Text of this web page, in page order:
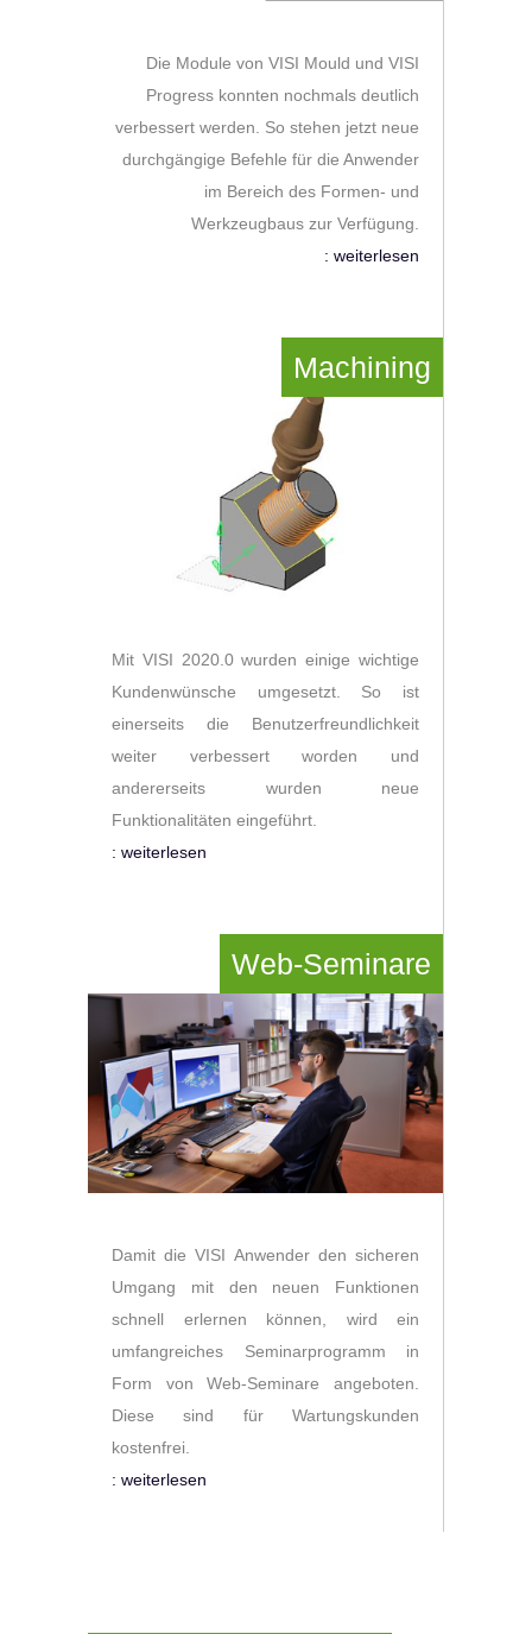
Die Module von VISI Mould und VISI
Progress konnten nochmals deutlich
verbessert werden. So stehen jetzt neue
durchgängige Befehle für die Anwender
im Bereich des Formen- und
Werkzeugbaus zur Verfügung.
: weiterlesen
Machining
Mit VISI 2020.0 wurden einige wichtige
Kundenwünsche umgesetzt. So ist
einerseits die Benutzerfreundlichkeit
weiter verbessert worden und
andererseits wurden neue
Funktionalitäten eingeführt.
: weiterlesen
Web-Seminare
Damit die VISI Anwender den sicheren
Umgang mit den neuen Funktionen
schnell erlernen können, wird ein
umfangreiches Seminarprogramm in
Form von Web-Seminare angeboten.
Diese sind für Wartungskunden
kostenfrei.
: weiterlesen